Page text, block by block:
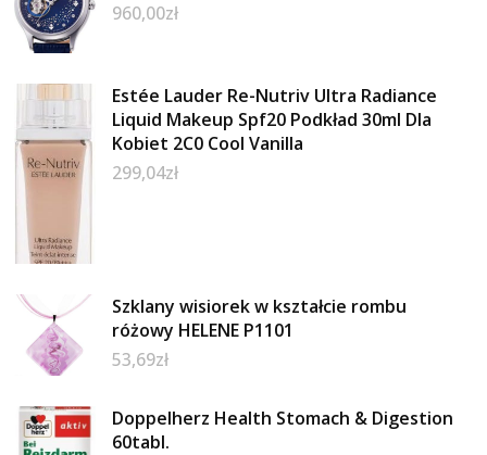
960,00zł
Estée Lauder Re-Nutriv Ultra Radiance
Liquid Makeup Spf20 Podkład 30ml Dla
Kobiet 2C0 Cool Vanilla
299,04zł
Szklany wisiorek w kształcie rombu
różowy HELENE P1101
53,69zł
Doppelherz Health Stomach & Digestion
60tabl.